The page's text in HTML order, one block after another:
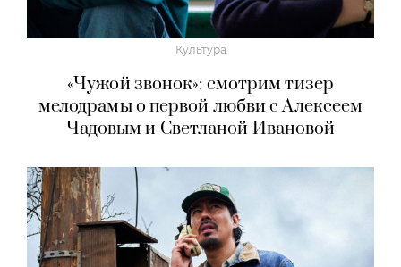
Культура
«Чужой звонок»: смотрим тизер
мелодрамы о первой любви с Алексеем
Чадовым и Светланой Ивановой